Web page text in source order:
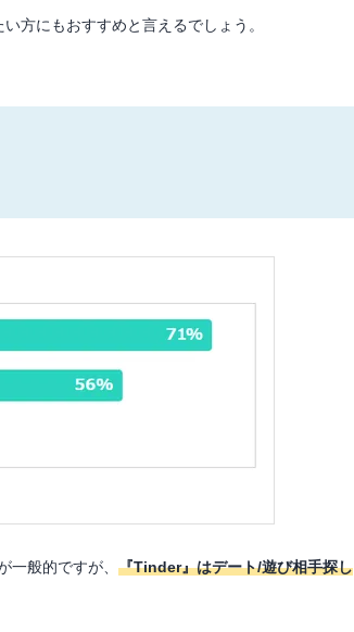
方にもおすすめと言えるでしょう。
一般的ですが、『Tinder』はデート/遊び相手探し